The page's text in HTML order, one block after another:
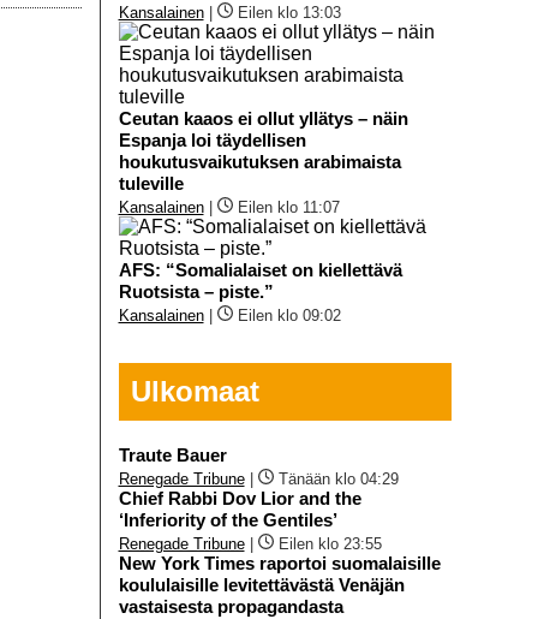
Kansalainen| Eilen klo 13:03
Ceutan kaaos ei ollut yllätys – näin
Espanja loi täydellisen
houkutusvaikutuksen arabimaista
tuleville
Kansalainen| Eilen klo 11:07
AFS: “Somalialaiset on kiellettävä
Ruotsista – piste.”
Kansalainen| Eilen klo 09:02
Ulkomaat
Traute Bauer
Renegade Tribune| Tänään klo 04:29
Chief Rabbi Dov Lior and the
‘Inferiority of the Gentiles’
Renegade Tribune| Eilen klo 23:55
New York Times raportoi suomalaisille
koululaisille levitettävästä Venäjän
vastaisesta propagandasta